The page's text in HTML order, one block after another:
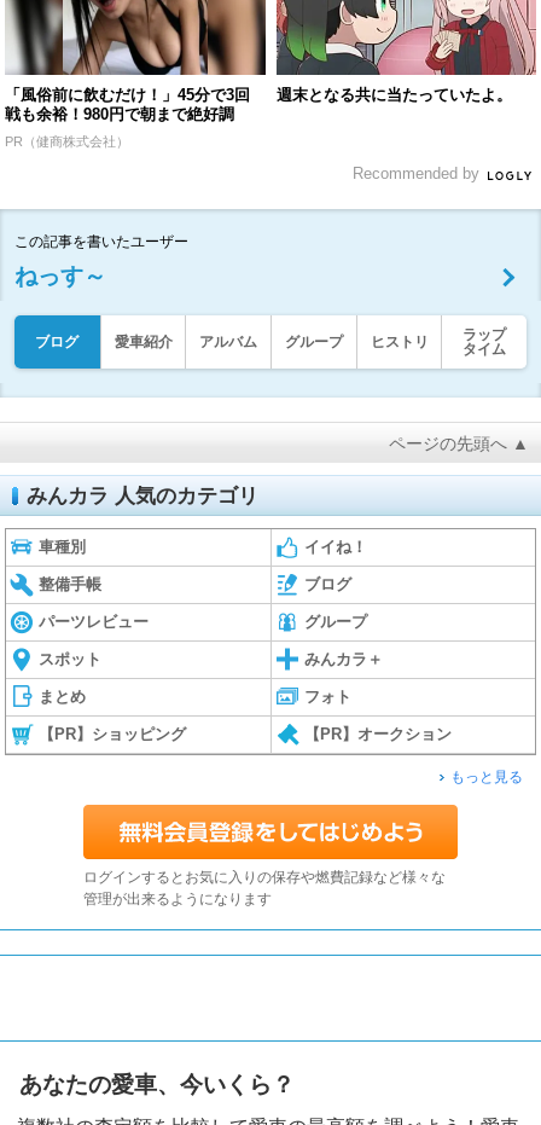
「風俗前に飲むだけ！」45分で3回
戦も余裕！980円で朝まで絶好調
PR（健商株式会社）
週末となる共に当たっていたよ。
Recommended by
この記事を書いたユーザー
ねっす～
ブログ 愛車紹介 アルバム グループ ヒストリ
ラップ
タイム
ページの先頭へ ▲
みんカラ 人気のカテゴリ
車種別 イイね！
整備手帳 ブログ
パーツレビュー グループ
スポット みんカラ＋
まとめ フォト
【PR】ショッピング 【PR】オークション
もっと見る
ログインするとお気に入りの保存や燃費記録など様々な
管理が出来るようになります
あなたの愛車、今いくら？